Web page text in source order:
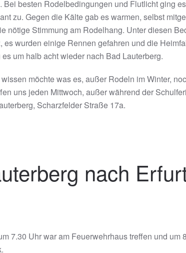
besten Rodelbedingungen und Flutlicht ging
zu. Gegen die Kälte gab es warmen, selbst
nötige Stimmung am Rodelhang. Unter diesen
wurden einige Rennen gefahren und die
um halb acht wieder nach Bad Lauterberg.
möchte was es, außer Rodeln im Winter,
uns jeden Mittwoch, außer während der
Scharzfelder Straße 17a.
nach
7.30 Uhr war am Feuerwehrhaus treffen und um